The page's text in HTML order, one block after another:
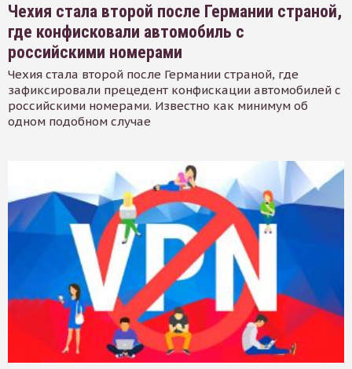
Чехия стала второй после Германии страной,
где конфисковали автомобиль с
российскими номерами
Чехия стала второй после Германии страной, где
зафиксировали прецедент конфискации автомобилей с
российскими номерами. Известно как минимум об
одном подобном случае